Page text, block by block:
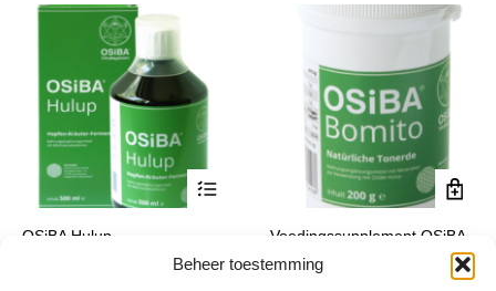
Beheer toestemming
de
productpagina
worden
op
de
heeft
OSiBA Hulup
Prijsklasse:
incl. btw
Voedingssupplement OSiBA
Bomito